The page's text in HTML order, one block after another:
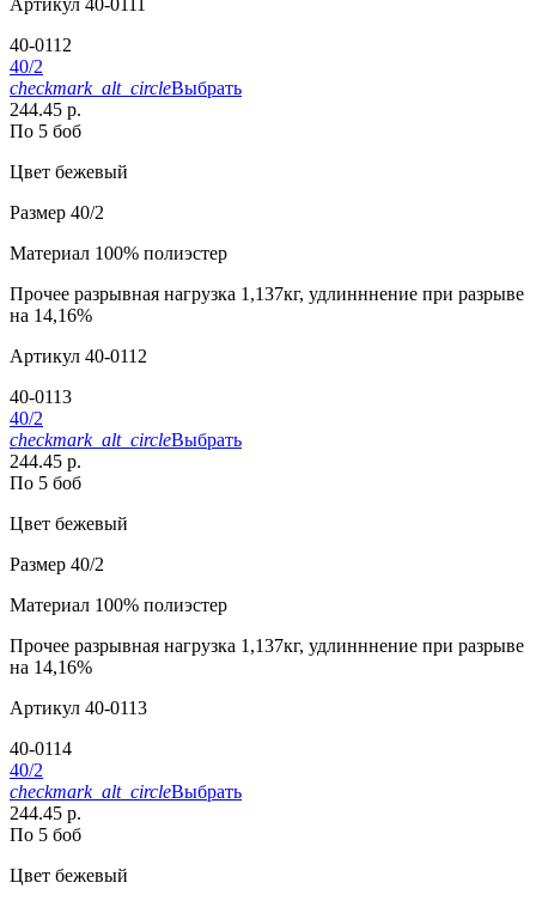
Артикул 40-0111
40-0112
40/2
checkmark_alt_circleВыбрать
244.45 р.
По 5 боб
Цвет бежевый
Размер 40/2
Материал 100% полиэстер
Прочее разрывная нагрузка 1,137кг, удлинннение при разрыве
на 14,16%
Артикул 40-0112
40-0113
40/2
checkmark_alt_circleВыбрать
244.45 р.
По 5 боб
Цвет бежевый
Размер 40/2
Материал 100% полиэстер
Прочее разрывная нагрузка 1,137кг, удлинннение при разрыве
на 14,16%
Артикул 40-0113
40-0114
40/2
checkmark_alt_circleВыбрать
244.45 р.
По 5 боб
Цвет бежевый